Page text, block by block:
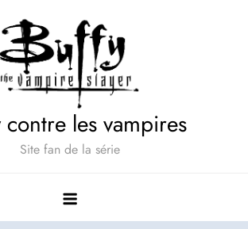
contre les vampires
Site fan de la série